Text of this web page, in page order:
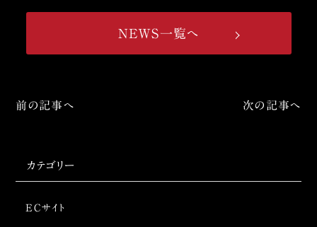
NEWS一覧へ
前の記事へ 次の記事へ
カテゴリー
ECサイト